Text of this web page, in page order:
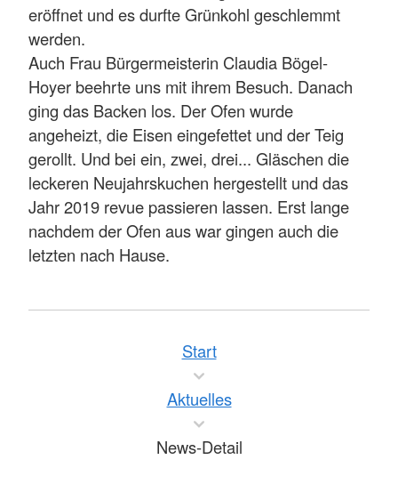
eröffnet und es durfte Grünkohl geschlemmt
werden.
Auch Frau Bürgermeisterin Claudia Bögel-
Hoyer beehrte uns mit ihrem Besuch. Danach
ging das Backen los. Der Ofen wurde
angeheizt, die Eisen eingefettet und der Teig
gerollt. Und bei ein, zwei, drei... Gläschen die
leckeren Neujahrskuchen hergestellt und das
Jahr 2019 revue passieren lassen. Erst lange
nachdem der Ofen aus war gingen auch die
letzten nach Hause.
Start
Aktuelles
News-Detail